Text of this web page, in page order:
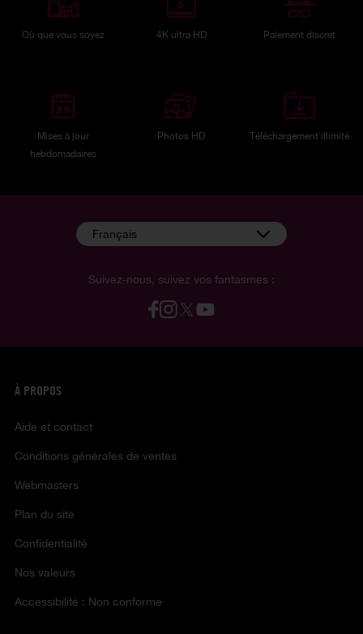
Où que vous soyez 4K ultra HD Paiement discret
Mises à jour
hebdomadaires
Photos HD Téléchargement illimité
Suivez-nous, suivez vos fantasmes :
Français
À PROPOS
Aide et contact
Conditions générales de ventes
Webmasters
Plan du site
Confidentialité
Nos valeurs
Accessibilité : Non conforme